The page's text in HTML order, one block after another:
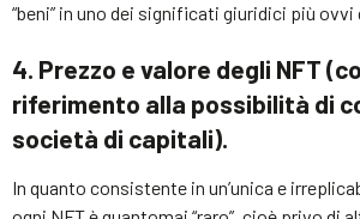
“beni” in uno dei significati giuridici più ovvi
4. Prezzo e valore degli NFT
riferimento alla possibilità di
società di capitali).
In quanto consistente in un’unica e